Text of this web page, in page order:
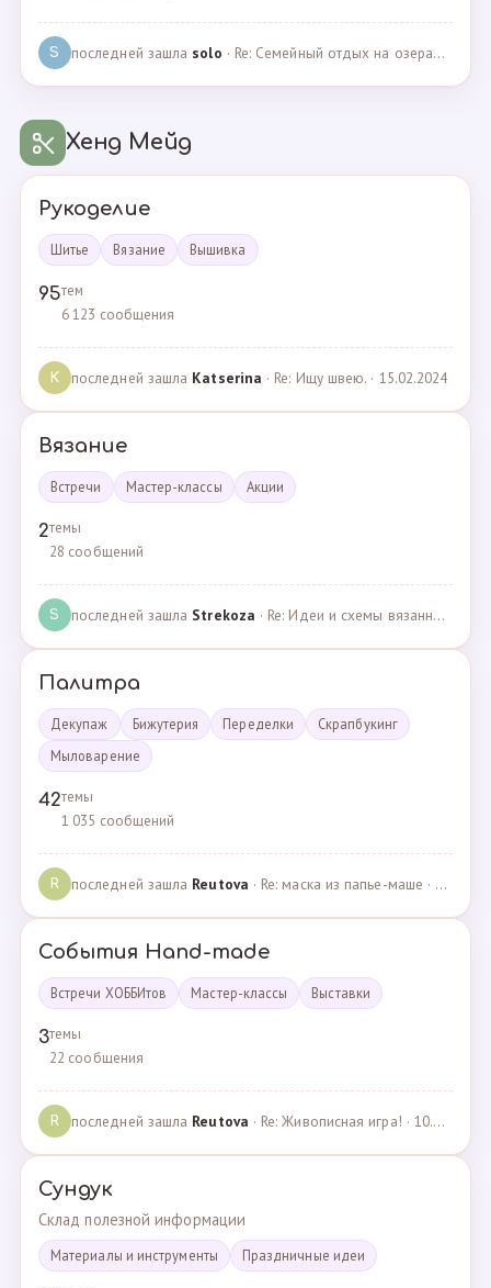
S последней зашла solo · Re: Семейный отдых на озерах Челябинской области. П… · 04.05.2025
Хенд Мейд
Рукоделие
Шитье Вязание Вышивка
95тем
6 123 сообщения
K последней зашла Katserina · Re: Ищу швею. · 15.02.2024
Вязание
Встречи Мастер-классы Акции
2темы
28 сообщений
S последней зашла Strekoza · Re: Идеи и схемы вязанных шариков · 16.12.2020
Палитра
Декупаж Бижутерия Переделки
Скрапбукинг
Мыловарение
42темы
1 035 сообщений
R последней зашла Reutova · Re: маска из папье-маше · 20.12.2022
События Hand-made
Встречи ХОББИтов Мастер-классы Выставки
3темы
22 сообщения
R последней зашла Reutova · Re: Живописная игра! · 10.12.2020
Сундук
Склад полезной информации
Материалы и инструменты Праздничные идеи